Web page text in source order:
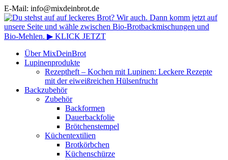
E-Mail: info@mixdeinbrot.de
Über MixDeinBrot
Lupinenprodukte
Rezeptheft – Kochen mit Lupinen: Leckere Rezepte
mit der eiweißreichen Hülsenfrucht
Backzubehör
Zubehör
Backformen
Dauerbackfolie
Brötchenstempel
Küchentextilien
Brotkörbchen
Küchenschürze